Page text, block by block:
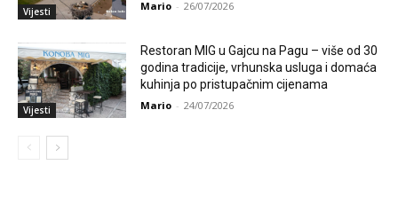
Vijesti Mario - 26/07/2026
Vijesti
Restoran MIG u Gajcu na Pagu – više od 30
godina tradicije, vrhunska usluga i domaća
kuhinja po pristupačnim cijenama
Mario - 24/07/2026